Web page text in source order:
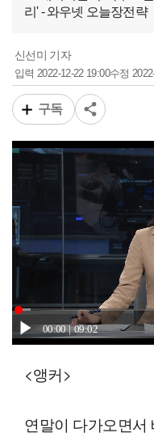
리' - 와우넷 오늘장전략
신선미 기자
입력2022-12-22 19:00수정
구독
00:00 09:02
<앵커>
연말이 다가오면서